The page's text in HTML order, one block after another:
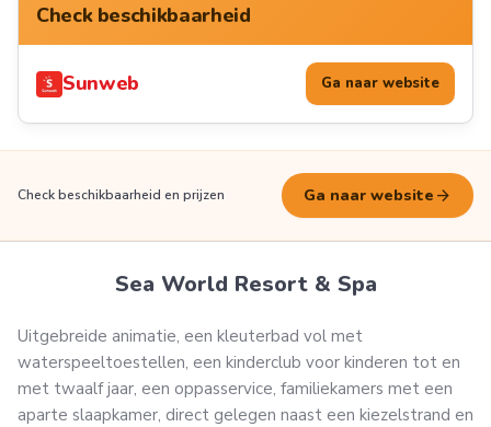
Check beschikbaarheid
Sunweb Ga naar website
Check beschikbaarheid en prijzen Ga naar website arrow_forward
Sea World Resort & Spa
Uitgebreide animatie, een kleuterbad vol met
waterspeeltoestellen, een kinderclub voor kinderen tot en
met twaalf jaar, een oppasservice, familiekamers met een
aparte slaapkamer, direct gelegen naast een kiezelstrand en